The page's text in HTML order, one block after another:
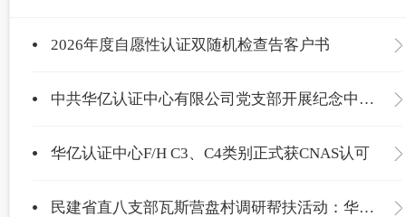
2026年度自愿性认证双随机检查告客户书
中共华亿认证中心有限公司党支部开展纪念中国共产党成立105周年主题党日活动
华亿认证中心F/H C3、C4类别正式获CNAS认可
民建省直八支部瓦斯营盘村调研帮扶活动：华亿认证中心爱心捐赠温暖校园